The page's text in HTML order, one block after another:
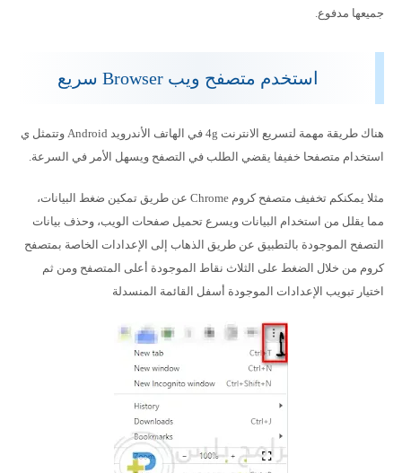
جميعها مدفوع.
استخدم متصفح ويب Browser سريع
هناك طريقة مهمة لتسريع الانترنت 4g في الهاتف الأندرويد Android وتتمثل ي
استخدام متصفحا خفيفا يقضي الطلب في التصفح ويسهل الأمر في السرعة.
مثلا يمكنكم تخفيف متصفح كروم Chrome عن طريق تمكين ضغط البيانات،
مما يقلل من استخدام البيانات ويسرع تحميل صفحات الويب، وحذف بيانات
التصفح الموجودة بالتطبيق عن طريق الذهاب إلى الإعدادات الخاصة بمتصفح
كروم من خلال الضغط على الثلاث نقاط الموجودة أعلى المتصفح ومن ثم
اختيار تبويب الإعدادات الموجودة أسفل القائمة المنسدلة